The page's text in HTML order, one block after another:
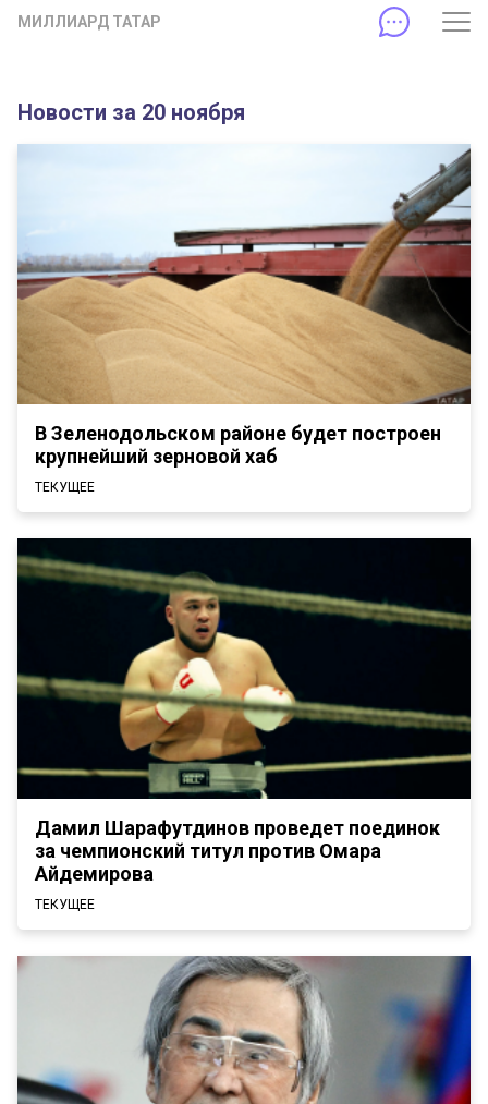
МИЛЛИАРД ТАТАР
Новости за 20 ноября
В Зеленодольском районе будет построен
крупнейший зерновой хаб
ТЕКУЩЕЕ
Дамил Шарафутдинов проведет поединок
за чемпионский титул против Омара
Айдемирова
ТЕКУЩЕЕ